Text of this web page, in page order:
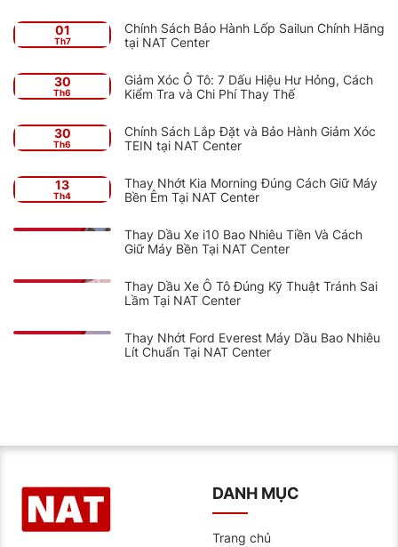
01
Th7
Chính Sách Bảo Hành Lốp Sailun Chính Hãng
tại NAT Center
30
Th6
Giảm Xóc Ô Tô: 7 Dấu Hiệu Hư Hỏng, Cách
Kiểm Tra và Chi Phí Thay Thế
30
Th6
Chính Sách Lắp Đặt và Bảo Hành Giảm Xóc
TEIN tại NAT Center
13
Th4
Thay Nhớt Kia Morning Đúng Cách Giữ Máy
Bền Êm Tại NAT Center
Thay Dầu Xe i10 Bao Nhiêu Tiền Và Cách
Giữ Máy Bền Tại NAT Center
Thay Dầu Xe Ô Tô Đúng Kỹ Thuật Tránh Sai
Lầm Tại NAT Center
Thay Nhớt Ford Everest Máy Dầu Bao Nhiêu
Lít Chuẩn Tại NAT Center
DANH MỤC
Trang chủ